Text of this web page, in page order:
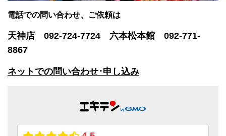
電話での問い合わせ、ご依頼は
天神店 092-724-7724 六本松本館 092-771-
8867
ネットでの問い合わせ･申し込み